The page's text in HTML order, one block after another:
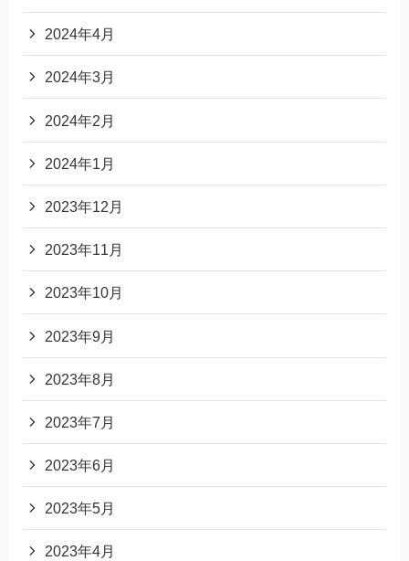
2024年4月
2024年3月
2024年2月
2024年1月
2023年12月
2023年11月
2023年10月
2023年9月
2023年8月
2023年7月
2023年6月
2023年5月
2023年4月